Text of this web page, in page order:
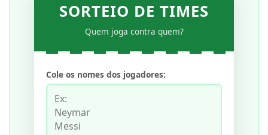
SORTEIO DE TIMES
Quem joga contra quem?
Cole os nomes dos jogadores: